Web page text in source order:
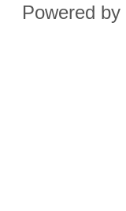
Powered by